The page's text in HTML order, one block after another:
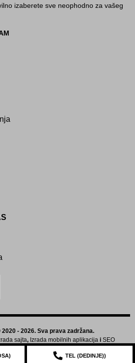
izaberete sve neophodno za vašeg
2020 - 2026. Sva prava zadržana.
sajta, Izrada mobilnih aplikacija i SEO
) TEL (DEDINJE))